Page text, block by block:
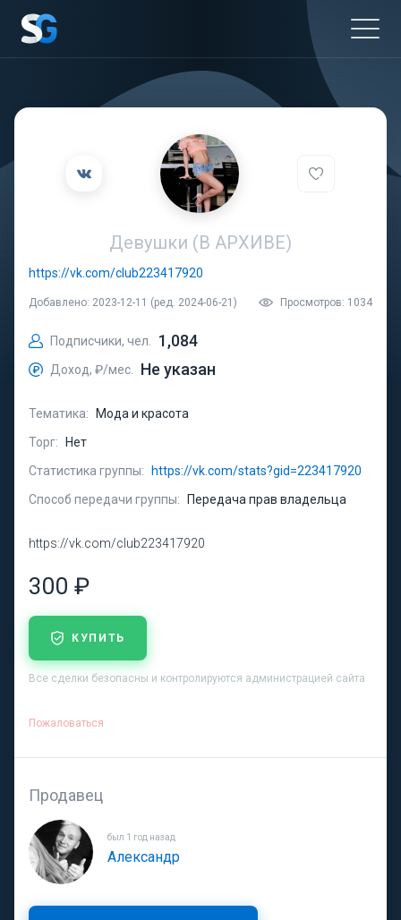
Девушки (В АРХИВЕ)
https://vk.com/club223417920
Добавлено: 2023-12-11 (ред. 2024-06-21) Просмотров: 1034
Подписчики, чел. 1,084
Доход, ₽/мес. Не указан
Тематика:
Мода и красота
Торг:
Нет
Статистика группы:
https://vk.com/stats?gid=223417920
Способ передачи группы:
Передача прав владельца
https://vk.com/club223417920
300 ₽
КУПИТЬ
Все сделки безопасны и контролируются администрацией сайта
Пожаловаться
Продавец
был 1 год назад
Александр